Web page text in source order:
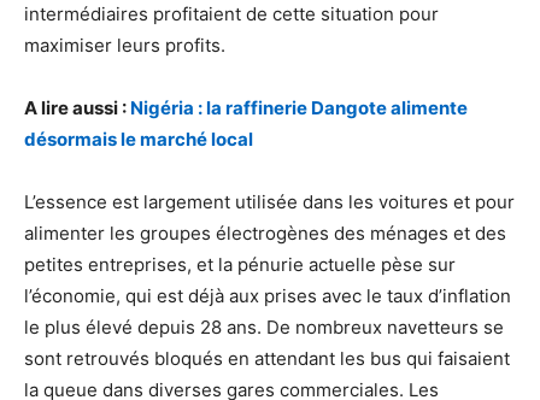
intermédiaires profitaient de cette situation pour
maximiser leurs profits.
A lire aussi : Nigéria : la raffinerie Dangote alimente
désormais le marché local
L’essence est largement utilisée dans les voitures et pour
alimenter les groupes électrogènes des ménages et des
petites entreprises, et la pénurie actuelle pèse sur
l’économie, qui est déjà aux prises avec le taux d’inflation
le plus élevé depuis 28 ans. De nombreux navetteurs se
sont retrouvés bloqués en attendant les bus qui faisaient
la queue dans diverses gares commerciales. Les